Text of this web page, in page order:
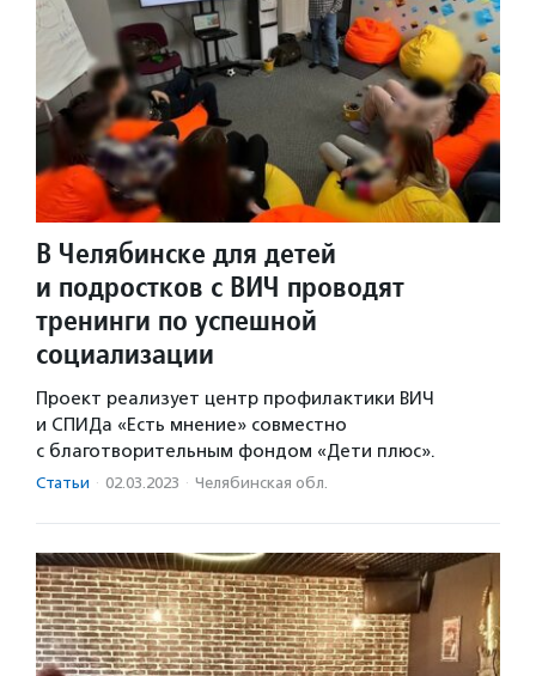
В Челябинске для детей
и подростков с ВИЧ проводят
тренинги по успешной
социализации
Проект реализует центр профилактики ВИЧ
и СПИДа «Есть мнение» совместно
с благотворительным фондом «Дети плюс».
Статьи · 02.03.2023 · Челябинская обл.